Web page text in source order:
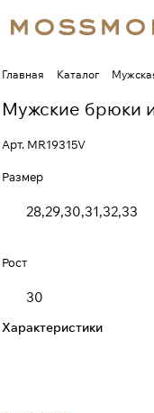
Главная Каталог
Мужские брюки
Арт. MR19315V
Размер
28,29,30,31,32,33
Рост
30
Характеристики